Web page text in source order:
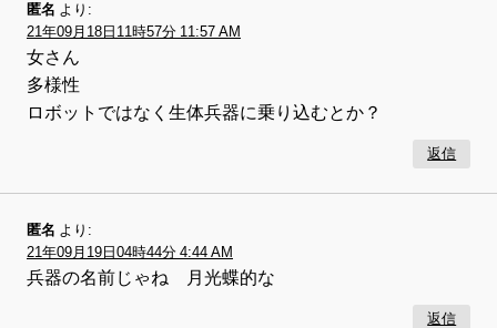
匿名 より:
21年09月18日11時57分 11:57 AM
女さん
多様性
ロボットではなく生体兵器に乗り込むとか？
返信
匿名 より:
21年09月19日04時44分 4:44 AM
兵器の名前じゃね 月光蝶的な
返信